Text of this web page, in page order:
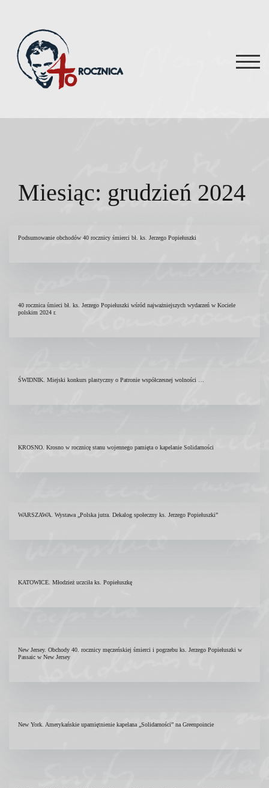
content
Miesiąc: grudzień 2024
Podsumowanie obchodów 40 rocznicy śmierci bł. ks. Jerzego Popiełuszki
40 rocznica śmieci bł. ks. Jerzego Popiełuszki wśród najważniejszych wydarzeń w Kociele
polskim 2024 r.
ŚWIDNIK. Miejski konkurs plastyczny o Patronie współczesnej wolności …
KROSNO. Krosno w rocznicę stanu wojennego pamięta o kapelanie Solidarności
WARSZAWA. Wystawa „Polska jutra. Dekalog społeczny ks. Jerzego Popiełuszki”
KATOWICE. Młodzież uczciła ks. Popiełuszkę
New Jersey. Obchody 40. rocznicy męczeńskiej śmierci i pogrzebu ks. Jerzego Popiełuszki w
Passaic w New Jersey
New York. Amerykańskie upamiętnienie kapelana „Solidarności” na Greenpoincie